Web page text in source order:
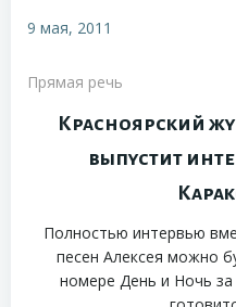
9 мая, 2011
Прямая речь
Красноярский
выпустит
Полностью интервью
песен Алексея можно
номере День и Ночь за